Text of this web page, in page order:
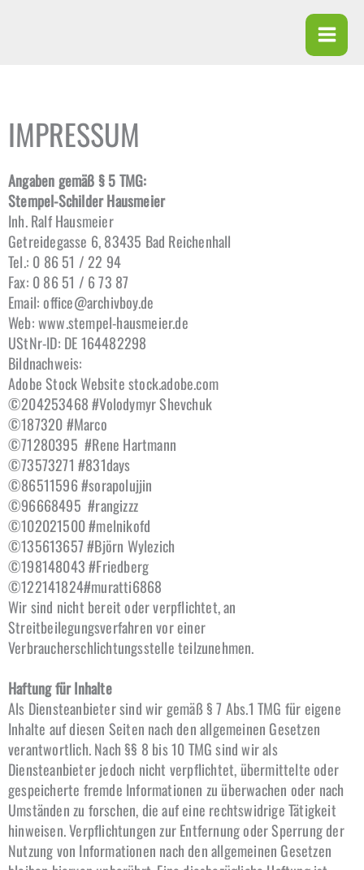
IMPRESSUM
Angaben gemäß § 5 TMG:
Stempel-Schilder Hausmeier
Inh. Ralf Hausmeier
Getreidegasse 6, 83435 Bad Reichenhall
Tel.: 0 86 51 / 22 94
Fax: 0 86 51 / 6 73 87
Email: office@archivboy.de
Web: www.stempel-hausmeier.de
UStNr-ID: DE 164482298
Bildnachweis:
Adobe Stock Website stock.adobe.com
©204253468 #Volodymyr Shevchuk
©187320 #Marco
©71280395 #Rene Hartmann
©73573271 #831days
©86511596 #sorapolujjin
©96668495 #rangizzz
©102021500 #melnikofd
©135613657 #Björn Wylezich
©198148043 #Friedberg
©122141824#muratti6868
Wir sind nicht bereit oder verpflichtet, an
Streitbeilegungsverfahren vor einer
Verbraucherschlichtungsstelle teilzunehmen.
Haftung für Inhalte
Als Diensteanbieter sind wir gemäß § 7 Abs.1 TMG für eigene
Inhalte auf diesen Seiten nach den allgemeinen Gesetzen
verantwortlich. Nach §§ 8 bis 10 TMG sind wir als
Diensteanbieter jedoch nicht verpflichtet, übermittelte oder
gespeicherte fremde Informationen zu überwachen oder nach
Umständen zu forschen, die auf eine rechtswidrige Tätigkeit
hinweisen. Verpflichtungen zur Entfernung oder Sperrung der
Nutzung von Informationen nach den allgemeinen Gesetzen